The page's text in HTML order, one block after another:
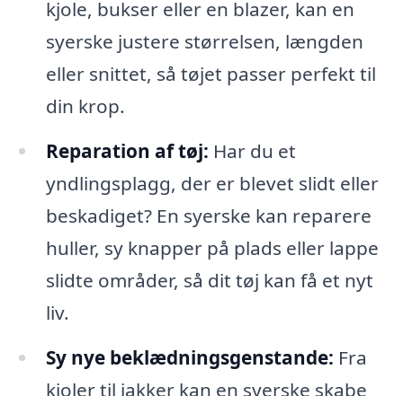
kjole, bukser eller en blazer, kan en
syerske justere størrelsen, længden
eller snittet, så tøjet passer perfekt til
din krop.
Reparation af tøj: Har du et
yndlingsplagg, der er blevet slidt eller
beskadiget? En syerske kan reparere
huller, sy knapper på plads eller lappe
slidte områder, så dit tøj kan få et nyt
liv.
Sy nye beklædningsgenstande: Fra
kjoler til jakker kan en syerske skabe